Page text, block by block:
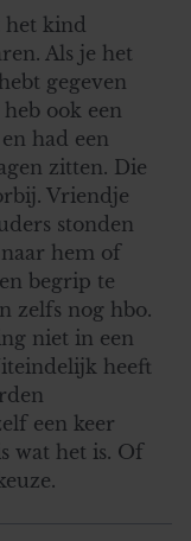
kind
Als je het
gegeven
ook een
had een
zitten. Die
Vriendje
stonden
hem of
begrip te
zelfs nog hbo.
niet in een
heeft
een keer
wat het is. Of